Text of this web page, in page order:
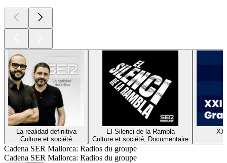
La realidad definitiva
Culture et société
El Silenci de la Rambla
Culture et société, Documentaire
Cadena SER Mallorca: Radios du groupe
Cadena SER Mallorca: Radios du groupe